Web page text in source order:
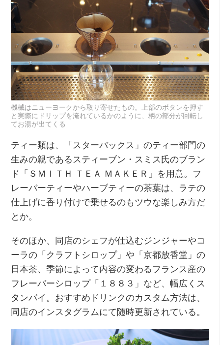
機械はニューヨークから取り寄せたもの。上部のボタンを押す
と実際にドリップを淹れているかのように、柄の部分が回転し
てお湯が出てくる
ティー類は、「スターバックス」のティー部門の
生みの親であるスティーブン・スミス氏のブラン
ド「ＳＭＩＴＨ ＴＥＡ ＭＡＫＥＲ」を用意。フ
レーバーティーやハーブティーの茶葉は、ラテの
仕上げに香り付けで乗せるのもツウな楽しみ方だ
とか。
そのほか、同店のシェフが仕込むジンジャーやコ
ーラの「クラフトシロップ」や「京都放香堂」の
日本茶、季節によって内容の変わるフランス産の
フレーバーシロップ「１８８３」など、幅広くス
タンバイ。おすすめドリンクのカスタム方法は、
同店のインスタグラムにて随時更新されている。